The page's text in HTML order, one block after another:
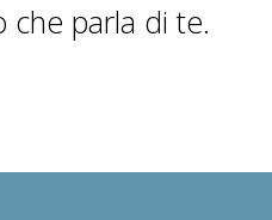
che parla di te.